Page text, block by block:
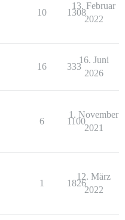
10 1308
13. Februar
2022
16 333
16. Juni
2026
6 1100
1. November
2021
1 1826
12. März
2022